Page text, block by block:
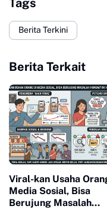
Berita Terkini
Berita Terkait
Viral-kan Usaha
Media Sosial, Bisa
Berujung Masalah